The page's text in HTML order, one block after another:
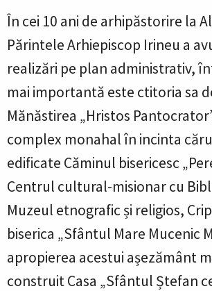
În cei 10 ani de arhipăstorire la
Părintele Arhiepiscop Irineu a
realizări pe plan administrativ,
mai importantă este ctitoria sa
Mănăstirea „Hristos
complex monahal în incinta
edificate Căminul bisericesc
Centrul cultural-misionar cu
Muzeul etnografic și religios,
biserica „Sfântul Mare Mucenic
apropierea acestui așezământ
construit Casa „Sfântul Ștefan